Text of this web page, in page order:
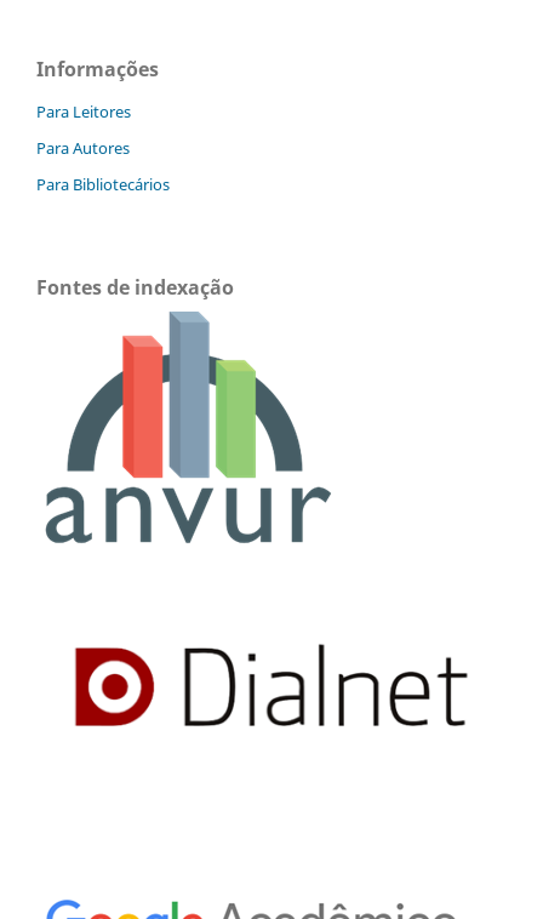
Informações
Para Leitores
Para Autores
Para Bibliotecários
Fontes de indexação